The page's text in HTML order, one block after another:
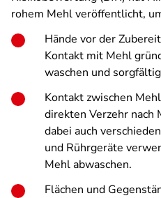
rohem Mehl veröffentlicht,
Hände vor der
Kontakt mit Mehl
waschen und
Kontakt zwischen
direkten Verzehr nach
dabei auch
und Rührgeräte
Mehl abwaschen.
Flächen und